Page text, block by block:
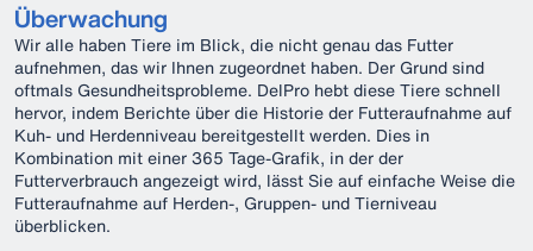
Überwachung
Wir alle haben Tiere im Blick, die nicht genau das Futter
aufnehmen, das wir Ihnen zugeordnet haben. Der Grund sind
oftmals Gesundheitsprobleme. DelPro hebt diese Tiere schnell
hervor, indem Berichte über die Historie der Futteraufnahme auf
Kuh- und Herdenniveau bereitgestellt werden. Dies in
Kombination mit einer 365 Tage-Grafik, in der der
Futterverbrauch angezeigt wird, lässt Sie auf einfache Weise die
Futteraufnahme auf Herden-, Gruppen- und Tierniveau
überblicken.